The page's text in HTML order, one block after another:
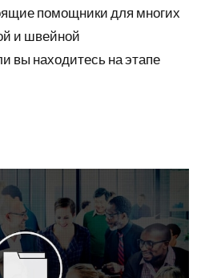
помощники для многих
и швейной
вы находитесь на этапе